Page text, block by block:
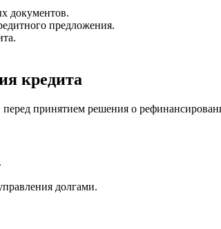
документов.
предложения.
кредита
принятием решения о
долгами.